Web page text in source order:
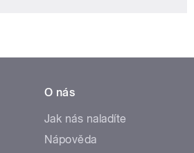
O nás
Jak nás naladíte
Nápověda